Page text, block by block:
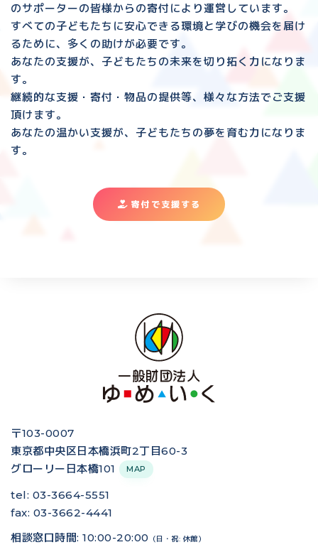
のサポーターの皆様からの寄付により運営しています。
すべての子どもたちに安心できる環境と 学びの機会を届け
るために、多くの助けが必要です。
あなたの支援が、子どもたちの未来を切り拓く力になりま
す。
継続的な支援・寄付・物品の提供等、様々な方法でご支援
頂けます。
あなたの温かい支援が、子どもたちの夢を育む力になりま
す。
寄付で支援する
〒103-0007
東京都中央区日本橋浜町2丁目60-3
グローリー日本橋101
MAP
tel: 03-3664-5551
fax: 03-3662-4441
相談窓口時間: 10:00-20:00
（日・祝: 休館）